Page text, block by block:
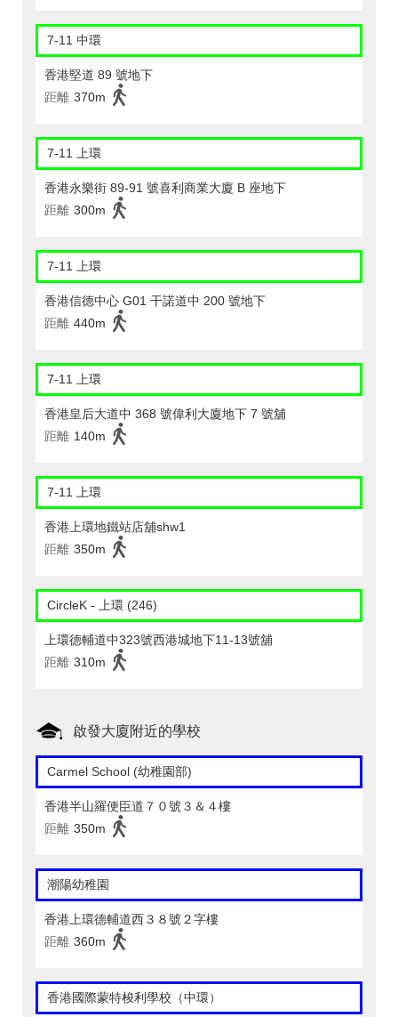
7-11 中環
香港堅道 89 號地下
距離 370m
7-11 上環
香港永樂街 89-91 號喜利商業大廈 B 座地下
距離 300m
7-11 上環
香港信德中心 G01 干諾道中 200 號地下
距離 440m
7-11 上環
香港皇后大道中 368 號偉利大廈地下 7 號舖
距離 140m
7-11 上環
香港上環地鐵站店舖shw1
距離 350m
CircleK - 上環 (246)
上環德輔道中323號西港城地下11-13號舖
距離 310m
啟發大廈附近的學校
Carmel School (幼稚園部)
香港半山羅便臣道７０號３＆４樓
距離 350m
潮陽幼稚園
香港上環德輔道西３８號２字樓
距離 360m
香港國際蒙特梭利學校（中環）